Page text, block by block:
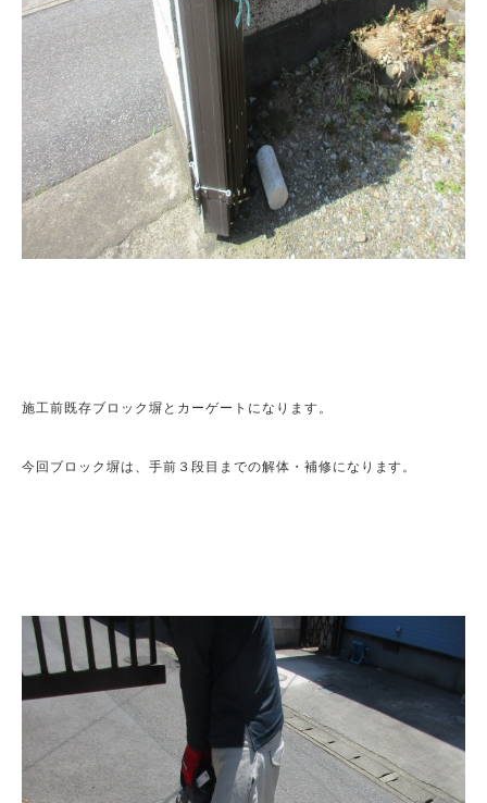
施工前既存ブロック塀とカーゲートになります。
今回ブロック塀は、手前３段目までの解体・補修になります。